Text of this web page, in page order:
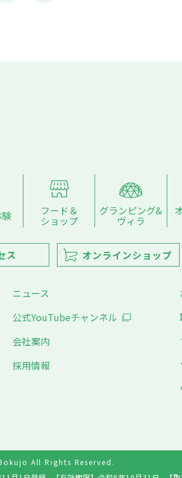
フード＆
ショップ
グランピング&
ヴィラ
ス オンラインショップ
ニュース
公式YouTubeチャンネル
会社案内
採用情報
All Rights Reserved.